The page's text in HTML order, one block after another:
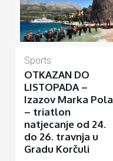
Sports
OTKAZAN DO
LISTOPADA –
Izazov Marka Pola
– triatlon
natjecanje od 24.
do 26. travnja u
Gradu Korčuli